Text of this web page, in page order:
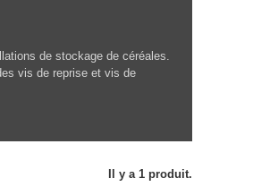
de stockage de céréales.
vis de reprise et vis de
Il y a 1 produit.